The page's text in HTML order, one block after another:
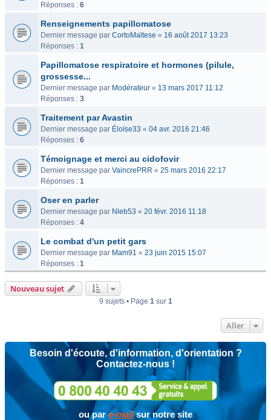
Réponses : 6
Renseignements papillomatose
Dernier message par CortoMaltese « 16 août 2017 13:23
Réponses : 1
Papillomatose respiratoire et hormones (pilule,
grossesse...
Dernier message par Modérateur « 13 mars 2017 11:12
Réponses : 3
Traitement par Avastin
Dernier message par Éloïse33 « 04 avr. 2016 21:46
Réponses : 6
Témoignage et merci au cidofovir
Dernier message par VaincrePRR « 25 mars 2016 22:17
Réponses : 1
Oser en parler
Dernier message par Nleb53 « 20 févr. 2016 11:18
Réponses : 4
Le combat d'un petit gars
Dernier message par Mam91 « 23 juin 2015 15:07
Réponses : 1
Nouveau sujet
9 sujets • Page 1sur 1
Aller
Besoin d'écoute, d'information, d'orientation ?
Contactez-nous !
ou pare-mailsur notre site